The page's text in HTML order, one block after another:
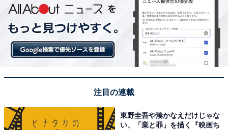
注目の連載
東野圭吾や湊かなえだけじゃな
い、「業と罪」を描く『映画ち